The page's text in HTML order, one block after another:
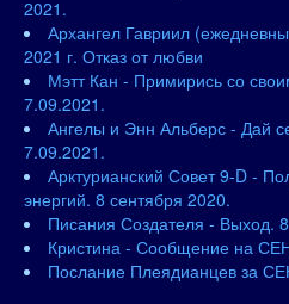
2021.
Архангел Гавриил
2021 г. Отказ от любви
Мэтт Кан - Примирись со
7.09.2021.
Ангелы и Энн Альберс - Дай
7.09.2021.
Арктурианский Совет 9-D -
энергий. 8 сентября 2020.
Писания Создателя - Выход.
Кристина - Сообщение на
Послание Плеядианцев за